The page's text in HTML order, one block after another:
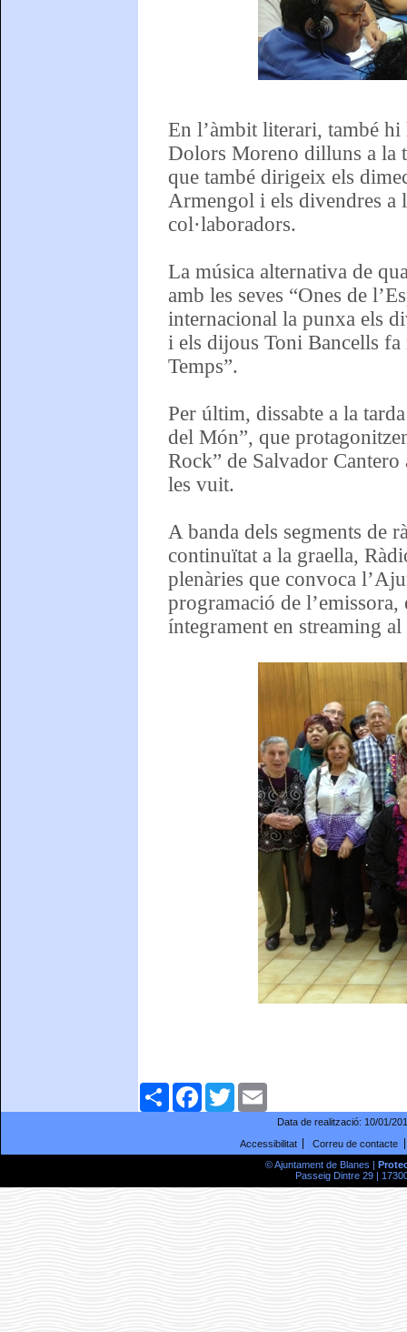
En l’àmbit literari, també
Dolors Moreno dilluns a la
que també dirigeix els
Armengol i els divendres a
col·laboradors.
La música alternativa de
amb les seves “Ones de
internacional la punxa els
i els dijous Toni Bancells fa
Temps”.
Per últim, dissabte a la
del Món”, que
Rock” de Salvador Cantero
les vuit.
A banda dels segments de
continuïtat a la graella,
plenàries que convoca
programació de
íntegrament en streaming
ComparteixFacebookTwitter
Data de realització: 10/01/
Accessibilitat
Correu de contacte
© Ajuntament de Blanes |
Passeig Dintre 29 |